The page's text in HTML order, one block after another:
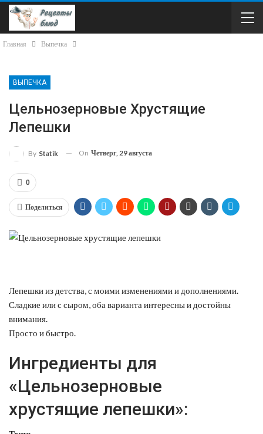
Главная Выпечка
ВЫПЕЧКА
Цельнозерновые Хрустящие
Лепешки
By Statik On Четверг, 29 августа
0
Поделиться
Лепешки из детства, с моими изменениями и дополнениями.
Сладкие или с сыром, оба варианта интересны и достойны
внимания.
Просто и быстро.
Ингредиенты для
«Цельнозерновые
хрустящие лепешки»: